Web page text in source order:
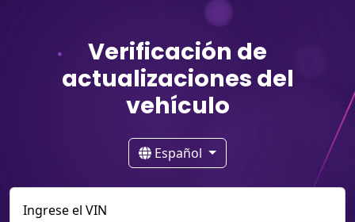
Verificación de
actualizaciones del
vehículo
Español
Ingrese el VIN